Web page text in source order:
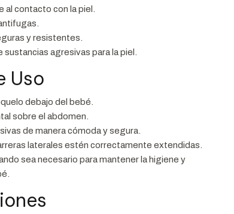
al contacto con la piel.
y resistentes.
agresivas para la piel.
Uso
debajo del bebé.
sobre el abdomen.
de manera cómoda y segura.
laterales estén correctamente extendidas.
sea necesario para mantener la higiene y